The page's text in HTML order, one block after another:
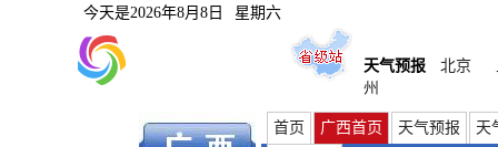
今天是2026年8月8日 星期六
天气预报 北京
州
首页 广西首页 天气预报
天